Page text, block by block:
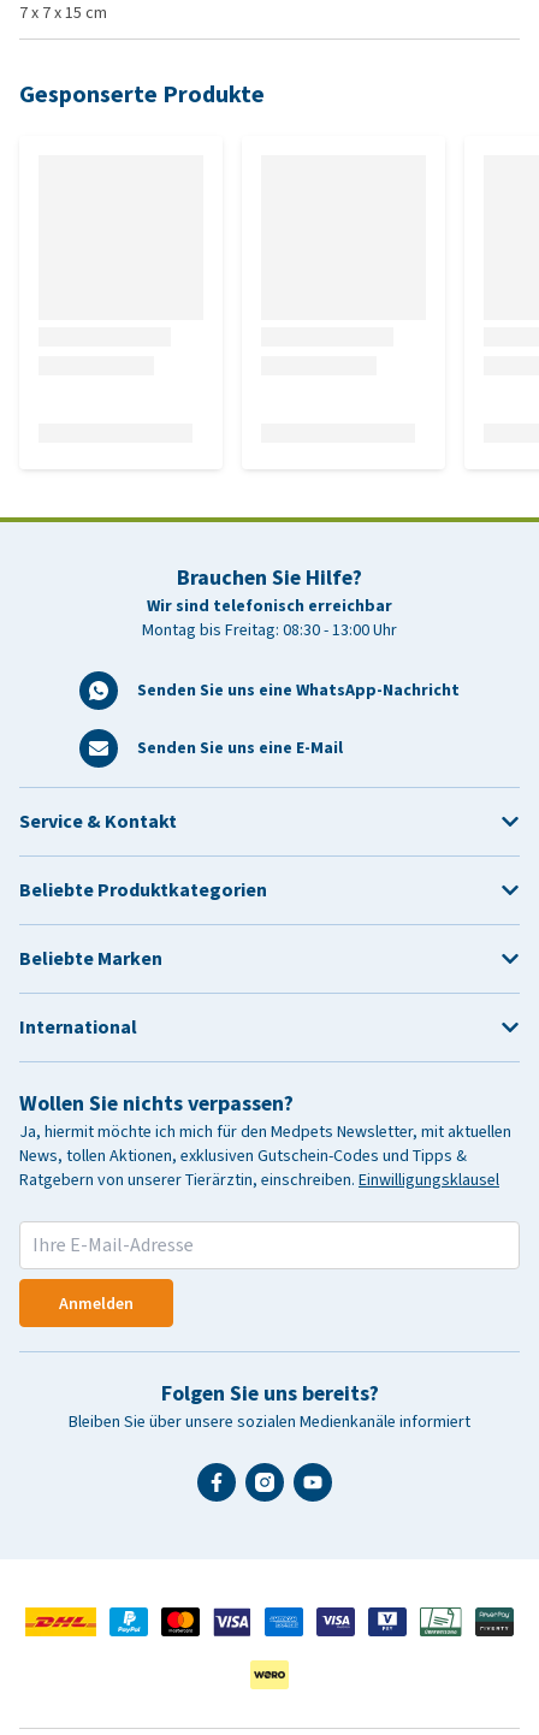
7 x 7 x 15 cm
Gesponserte Produkte
Brauchen Sie Hilfe?
Wir sind telefonisch erreichbar
Montag bis Freitag: 08:30 - 13:00 Uhr
Senden Sie uns eine WhatsApp-Nachricht
Senden Sie uns eine E-Mail
Wollen Sie nichts verpassen?
Ja, hiermit möchte ich mich für den Medpets Newsletter, mit aktuellen
News, tollen Aktionen, exklusiven Gutschein-Codes und Tipps &
Ratgebern von unserer Tierärztin, einschreiben. Einwilligungsklausel
Anmelden
Folgen Sie uns bereits?
Bleiben Sie über unsere sozialen Medienkanäle informiert
Service & Kontakt
Beliebte Produktkategorien
Beliebte Marken
International